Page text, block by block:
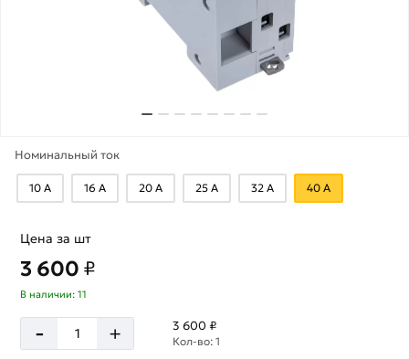
Номинальный ток
10 А 16 А 20 А 25 А 32 А 40 А
Цена за шт
3 600 ₽
В наличии: 11
- + 3 600 ₽
Кол-во: 1